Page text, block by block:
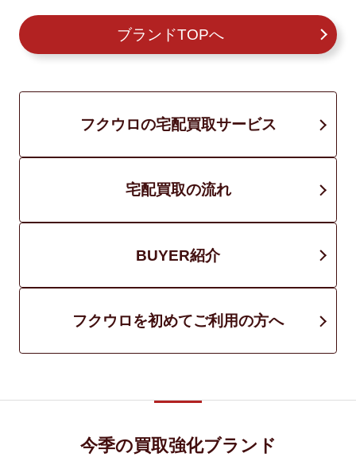
ブランドTOPへ
フクウロの宅配買取サービス
宅配買取の流れ
BUYER紹介
フクウロを初めてご利用の方へ
今季の買取強化ブランド